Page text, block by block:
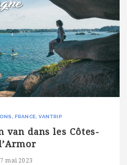
FRANCE VANTRIP
van dans les Côtes-
7 mai 2023